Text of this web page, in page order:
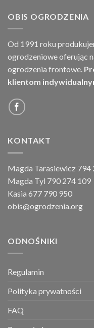
OBIS OGRODZENIA
Od 1991 roku
ogrodzeniowe oferując
ogrodzenia frontowe.
klientom
KONTAKT
Magda Tarasiewicz 794
Magda Tyl 790 274 109
Kasia 677 790 950
obis@ogrodzenia.org
ODNOŚNIKI
Regulamin
Polityka prywatności
FAQ